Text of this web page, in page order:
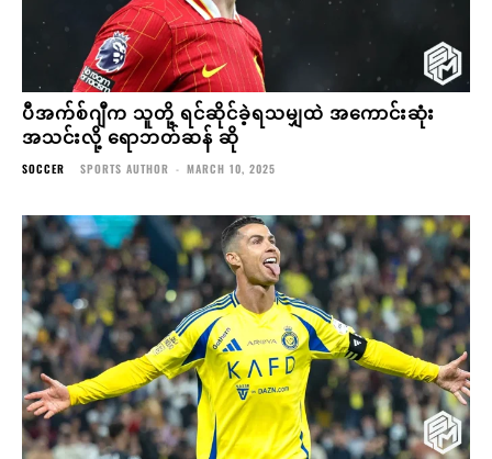
ပီအက်စ်ဂျီက သူတို့ ရင်ဆိုင်ခဲ့ရသမျှထဲ အကောင်းဆုံး
အသင်းလို့ ရောဘတ်ဆန် ဆို
SOCCER SPORTS AUTHOR - MARCH 10, 2025